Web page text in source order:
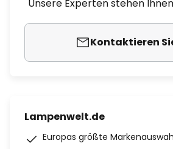
Unsere Experten stehen
Kontaktieren
Lampenwelt.de
Europas größte